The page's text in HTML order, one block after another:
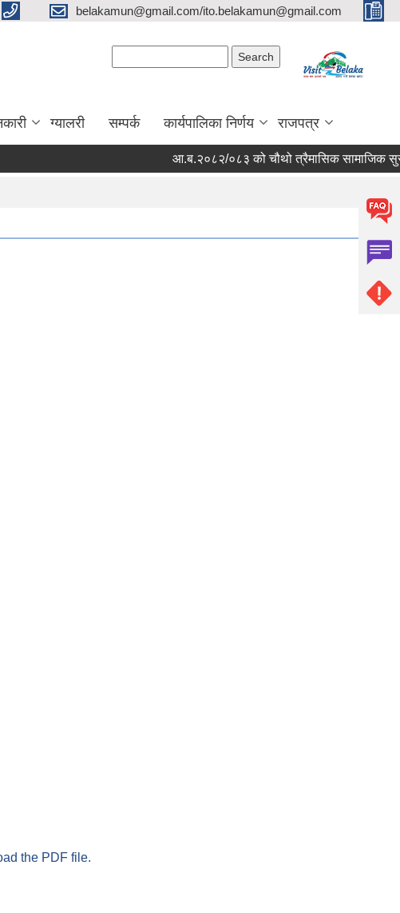
belakamun@gmail.com/ito.belakamun@gmail.com
ग्यालरी सम्पर्क कार्यपालिका निर्णय राजपत्र
आ.ब.२०८२/०८३ को चौथो त्रैमासिक सामाजिक सुरक्षा
the PDF file.